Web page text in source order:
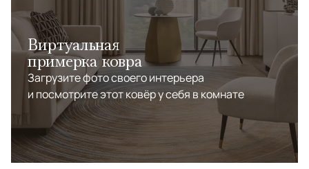
Виртуальная
примерка ковра
Загрузите фото своего интерьера
и посмотрите этот ковёр у себя в комнате